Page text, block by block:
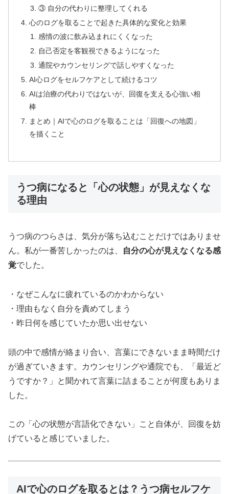
③ 自分の代わりに整理してくれる
心のログを取ることで起きた具体的な変化と効果
感情の波に飲み込まれにくくなった
自己否定を客観視できるようになった
通院やカウンセリングで話しやすくなった
AI心ログをセルフケアとして続けるコツ
AIは治療の代わりではないが、回復を支える心強い相
棒
まとめ｜AIで心のログを取ることは「回復への地図」
を描くこと
うつ病になると「心の状態」が見えなくな
る理由
うつ病のつらさは、気分が落ち込むことだけではありませ
ん。私が一番苦しかったのは、
自分の心が見えなくなる感
覚でした。
・なぜこんなに疲れているのかわからない
・理由もなく自分を責めてしまう
・昨日何を感じていたか思い出せない
頭の中で感情が絡まり合い、言葉にできないまま時間だけ
が過ぎていきます。カウンセリングや通院でも、「最近ど
うですか？」と聞かれて言葉に詰まることが何度もありま
した。
この「心の状態が言語化できない」こと自体が、回復を妨
げていると感じていました。
AIで心のログを取るとは？うつ病セルフケ